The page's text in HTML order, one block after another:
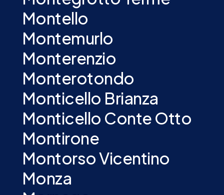
Montello
Montemurlo
Monterenzio
Monterotondo
Monticello Brianza
Monticello Conte Otto
Montirone
Montorso Vicentino
Monza